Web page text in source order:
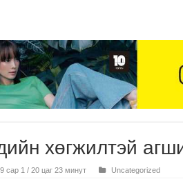
хөгжилтэй
сар 1 / 20 цаг 23 минут Uncategorized